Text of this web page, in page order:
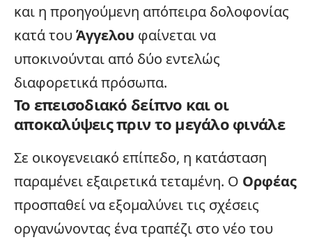
και η προηγούμενη απόπειρα δολοφονίας
κατά τουΆγγελου φαίνεται να
υποκινούνται από δύο εντελώς
διαφορετικά πρόσωπα.
Το επεισοδιακό δείπνο και οι
αποκαλύψεις πριν το μεγάλο φινάλε
Σε οικογενειακό επίπεδο, η κατάσταση
παραμένει εξαιρετικά τεταμένη. Ο Ορφέας
προσπαθεί να εξομαλύνει τις σχέσεις
οργανώνοντας ένα τραπέζι στο νέο του